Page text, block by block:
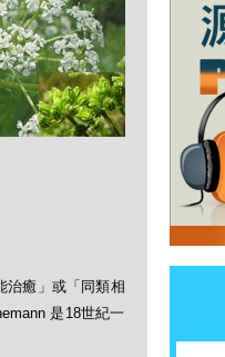
治癒」或「同類相
是18世紀一